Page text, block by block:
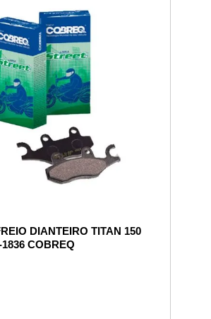
DIANTEIRO TITAN 150
COBREQ